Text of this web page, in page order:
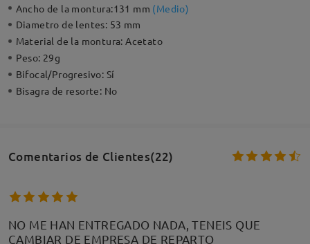
Ancho de la montura:131 mm (Medio)
Diametro de lentes: 53 mm
Material de la montura:Acetato
Peso: 29g
Bifocal/Progresivo: Sí
Bisagra de resorte: No
Comentarios de Clientes(22)
NO ME HAN ENTREGADO NADA, TENEIS QUE
CAMBIAR DE EMPRESA DE REPARTO